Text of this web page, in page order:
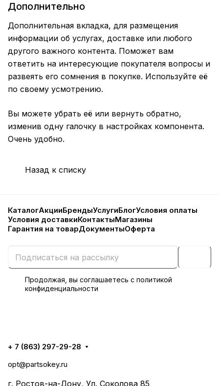
Дополнительно
Дополнительная вкладка, для размещения
информации об услугах, доставке или любого
другого важного контента. Поможет вам
ответить на интересующие покупателя вопросы и
развеять его сомнения в покупке. Используйте её
по своему усмотрению.
Вы можете убрать её или вернуть обратно,
изменив одну галочку в настройках компонента.
Очень удобно.
Назад к списку
КаталогАкцииБрендыУслугиБлогУсловия оплаты
Условия доставкиКонтактыМагазины
Гарантия на товарДокументыОферта
Продолжая, вы соглашаетесь с политикой
конфиденциальности
+ 7 (863) 297-29-28
opt@partsokey.ru
г. Ростов-на-Дону, Ул. Соколова 85